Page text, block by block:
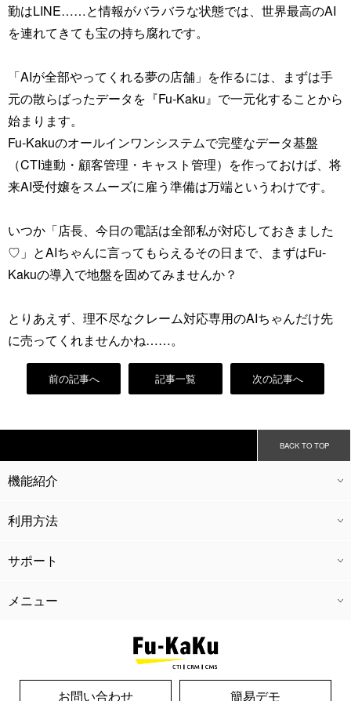
勤はLINE……と情報がバラバラな状態では、世界最高のAI
を連れてきても宝の持ち腐れです。
「AIが全部やってくれる夢の店舗」を作るには、まずは手
元の散らばったデータを『Fu-Kaku』で一元化することから
始まります。
Fu-Kakuのオールインワンシステムで完璧なデータ基盤
（CTI連動・顧客管理・キャスト管理）を作っておけば、将
来AI受付嬢をスムーズに雇う準備は万端というわけです。
いつか「店長、今日の電話は全部私が対応しておきました
♡」とAIちゃんに言ってもらえるその日まで、まずはFu-
Kakuの導入で地盤を固めてみませんか？
とりあえず、理不尽なクレーム対応専用のAIちゃんだけ先
に売ってくれませんかね……。
前の記事へ 記事一覧 次の記事へ
BACK TO TOP
機能紹介
CTI
CRM
CMS
会員機能
外部連携
経理機能
キャストアプリ
ドライバーアプリ
グループ管理
利用方法
サポート
メニュー
お問い合わせ 簡易デモ